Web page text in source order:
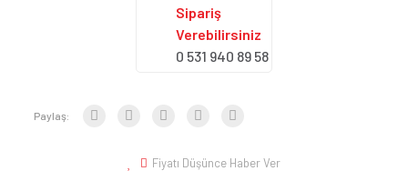
Sipariş
Verebilirsiniz
0 531 940 89 58
Paylaş:
Fiyatı Düşünce Haber Ver